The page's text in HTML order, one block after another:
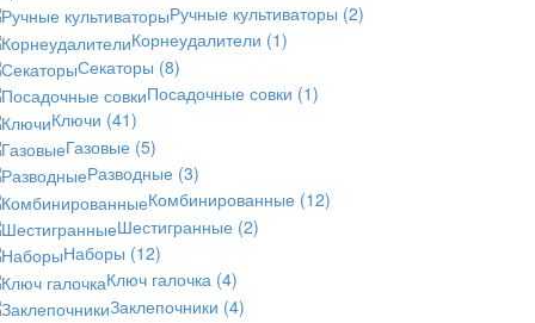
Ручные культиваторы (2)
Корнеудалители (1)
Секаторы (8)
Посадочные совки (1)
Ключи (41)
Газовые (5)
Разводные (3)
Комбинированные (12)
Шестигранные (2)
Наборы (12)
Ключ галочка (4)
Заклепочники (4)